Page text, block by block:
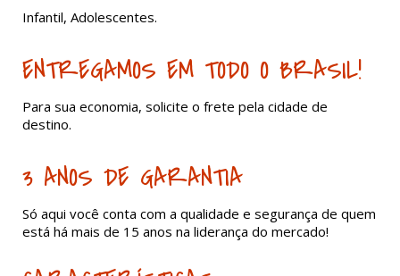
Infantil, Adolescentes.
ENTREGAMOS EM TODO O BRASIL!
Para sua economia, solicite o frete pela cidade de
destino.
3 ANOS DE GARANTIA
Só aqui você conta com a qualidade e segurança de quem
está há mais de 15 anos na liderança do mercado!